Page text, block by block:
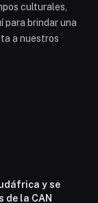
culturales,
para brindar una
a nuestros
y se
de la CAN